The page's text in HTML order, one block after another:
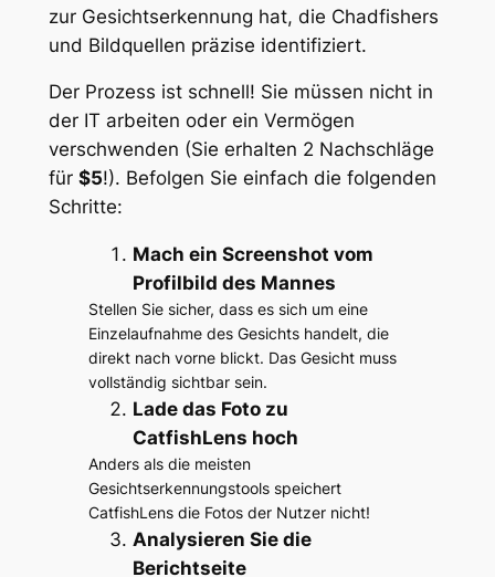
zur Gesichtserkennung hat, die Chadfishers
und Bildquellen präzise identifiziert.
Der Prozess ist schnell! Sie müssen nicht in
der IT arbeiten oder ein Vermögen
verschwenden (Sie erhalten 2 Nachschläge
für $5!). Befolgen Sie einfach die folgenden
Schritte:
Mach ein Screenshot vom
Profilbild des Mannes
Stellen Sie sicher, dass es sich um eine
Einzelaufnahme des Gesichts handelt, die
direkt nach vorne blickt. Das Gesicht muss
vollständig sichtbar sein.
Lade das Foto zu
CatfishLens hoch
Anders als die meisten
Gesichtserkennungstools speichert
CatfishLens die Fotos der Nutzer nicht!
Analysieren Sie die
Berichtseite